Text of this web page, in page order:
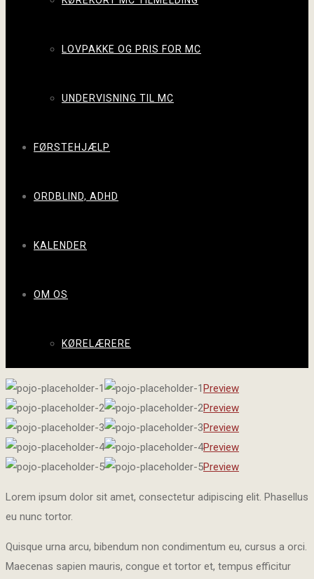
LOVPAKKE OG PRIS FOR MC
UNDERVISNING TIL MC
FØRSTEHJÆLP
ORDBLIND, ADHD
KALENDER
OM OS
KØRELÆRERE
Preview
Preview
Preview
Preview
Preview
Lorem ipsum dolor sit amet, consectetur adipiscing elit. Phasellus
eu nunc tortor.
Quisque urna arcu, bibendum non condimentum eu, cursus a orci.
Maecenas sapien mauris, congue et tortor et, tempus efficitur